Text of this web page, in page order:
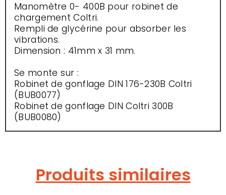
Manomètre 0- 400B pour robinet de
chargement Coltri.
Rempli de glycérine pour absorber les
vibrations.
Dimension : 41mm x 31 mm.
Se monte sur :
Robinet de gonflage DIN 176-230B Coltri
(BUB0077)
Robinet de gonflage DIN Coltri 300B
(BUB0080)
Produits similaires